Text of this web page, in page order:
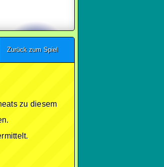
Zurück zum Spiel
zu diesem